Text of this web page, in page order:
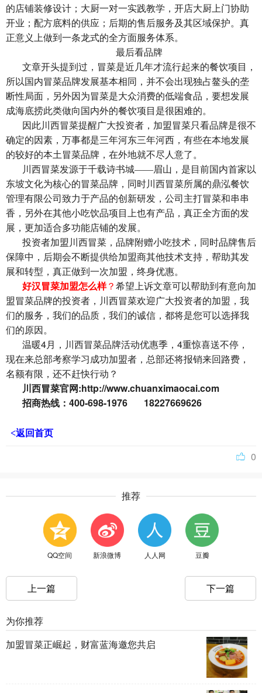
的店铺装修设计；大厨一对一实践教学，开店大厨上门协助
开业；配方底料的供应；后期的售后服务及其区域保护。真
正意义上做到一条龙式的全方面服务体系。
最后看品牌
文章开头提到过，冒菜是近几年才流行起来的餐饮项目，
所以国内冒菜品牌发展基本相同，并不会出现独占鳌头的垄
断性局面，另外因为冒菜是大众消费的低端食品，要想发展
成海底捞此类做向国内外的餐饮项目是很困难的。
因此川西冒菜提醒广大投资者，加盟冒菜只看品牌是很不
确定的因素，万事都是三年河东三年河西，有些在本地发展
的较好的本土冒菜品牌，在外地就不尽人意了。
川西冒菜发源于千载诗书城——眉山，是目前国内首家以
东坡文化为核心的冒菜品牌，同时川西冒菜所属的鼎泓餐饮
管理有限公司致力于产品的创新研发，公司主打冒菜和串串
香，另外在其他小吃饮品项目上也有产品，真正全方面的发
展，更加适合多功能店铺的发展。
投资者加盟川西冒菜，品牌附赠小吃技术，同时品牌售后
保障中，后期会不断提供给加盟商其他技术支持，帮助其发
展和转型，真正做到一次加盟，终身优惠。
好汉冒菜加盟怎么样？ 希望上诉文章可以帮助到有意向加
盟冒菜品牌的投资者，川西冒菜欢迎广大投资者的加盟，我
们的服务，我们的品质，我们的诚信，都将是您可以选择我
们的原因。
温暖4月，川西冒菜品牌活动优惠季， 4重惊喜送不停，
现在来总部考察学习成功加盟者，总部还将报销来回路费，
名额有限，还不赶快行动？
川西冒菜官网 :http://www.chuanximaocai.com
招商热线： 400-698-1976 18227669626
<返回首页
0
推荐
QQ空间 新浪微博 人人网 豆瓣
上一篇 下一篇
为你推荐
加盟冒菜正崛起，财富蓝海邀您共启